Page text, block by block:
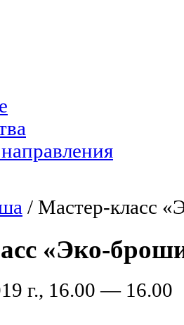
/ Мастер-класс
«Эко-
г., 16.00 — 16.00